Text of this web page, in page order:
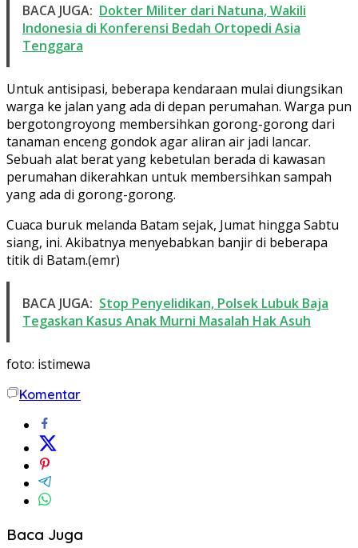
BACA JUGA: Dokter Militer dari Natuna, Wakili
Indonesia di Konferensi Bedah Ortopedi Asia
Tenggara
Untuk antisipasi, beberapa kendaraan mulai diungsikan
warga ke jalan yang ada di depan perumahan. Warga pun
bergotongroyong membersihkan gorong-gorong dari
tanaman enceng gondok agar aliran air jadi lancar.
Sebuah alat berat yang kebetulan berada di kawasan
perumahan dikerahkan untuk membersihkan sampah
yang ada di gorong-gorong.
Cuaca buruk melanda Batam sejak, Jumat hingga Sabtu
siang, ini. Akibatnya menyebabkan banjir di beberapa
titik di Batam.(emr)
BACA JUGA: Stop Penyelidikan, Polsek Lubuk Baja
Tegaskan Kasus Anak Murni Masalah Hak Asuh
foto: istimewa
Komentar
Baca Juga